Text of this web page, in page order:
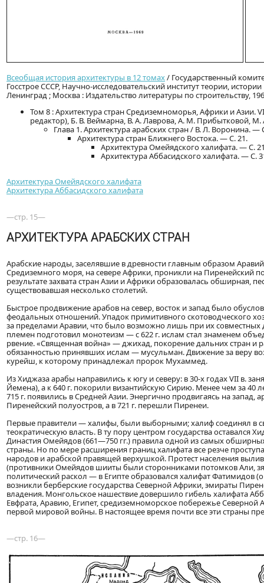
Всеобщая история архитектуры в 12 томах/ Государственный
Госстрое СССР, Научно-исследовательский институт теории,
Ленинград ; Москва : Издательство литературы по строительству,
Том 8 : Архитектура стран Средиземноморья, Африки и Азии.
редактор), Б. В. Веймарна, В. А. Лаврова, А. М. Прибытковой,
Глава 1. Архитектура арабских стран / В. Л. Воронина. —
Архитектура стран Ближнего Востока. — С. 21.
Архитектура Омейядского халифата. — С.
Архитектура Аббасидского халифата. — С.
Архитектура Омейядского халифата
Архитектура Аббасидского халифата
—стр. 15—
АРХИТЕКТУРА АРАБСКИХ СТРАН
Арабские народы, заселявшие в древности главным образом
Средиземного моря, на севере Африки, проникли на Пиренейский
результате захвата стран Азии и Африки образовалась обширная,
существовавшая несколько столетий.
Быстрое продвижение арабов на север, восток и запад было
феодальных отношений. Упадок примитивного скотоводческого
за пределами Аравии, что было возможно лишь при их совместных
племен подготовил монотеизм — с 622 г. ислам стал знаменем
рвение. «Священная война» — джихад, покорение дальних стран
обязанностью принявших ислам — мусульман. Движение за веру
курейш, к которому принадлежал пророк Мухаммед.
Из Хиджаза арабы направились к югу и северу: в 30-х годах VII в.
Йемена), а к 640 г. покорили византийскую Сирию. Менее чем за 40
715 г. появились в Средней Азии. Энергично продвигаясь на запад,
Пиренейский полуостров, а в 721 г. перешли Пиренеи.
Первые правители — халифы, были выборными; халиф соединял в
теократическую власть. В ту пору центром государства
Династия Омейядов (661—750 гг.) правила одной из самых
страны. Но по мере расширения границ халифата все резче
народов и арабской правящей верхушкой. Протест населения
(противники Омейядов шииты были сторонниками потомков Али,
политический раскол — в Египте образовался халифат
возникли берберские государства Северной Африки, эмираты
владения. Монгольское нашествие довершило гибель халифата
Евфрата, Аравию, Египет, средиземноморское побережье
первой мировой войны. В настоящее время почти все эти страны
—стр. 16—